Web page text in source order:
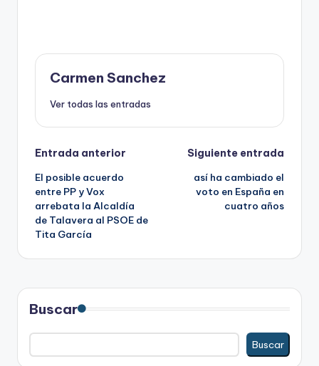
Carmen Sanchez
Ver todas las entradas
Navegación
de
entradas
Entrada anterior
El posible acuerdo
entre PP y Vox
arrebata la Alcaldía
de Talavera al PSOE de
Tita García
Siguiente entrada
así ha cambiado el
voto en España en
cuatro años
Buscar
Buscar